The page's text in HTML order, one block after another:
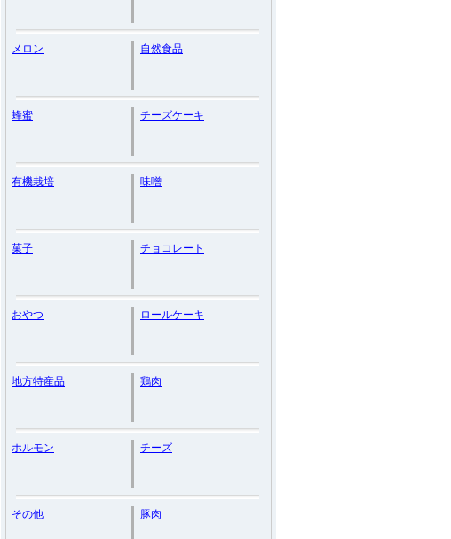
メロン 自然食品
蜂蜜 チーズケーキ
有機栽培 味噌
菓子 チョコレート
おやつ ロールケーキ
地方特産品 鶏肉
ホルモン チーズ
その他 豚肉